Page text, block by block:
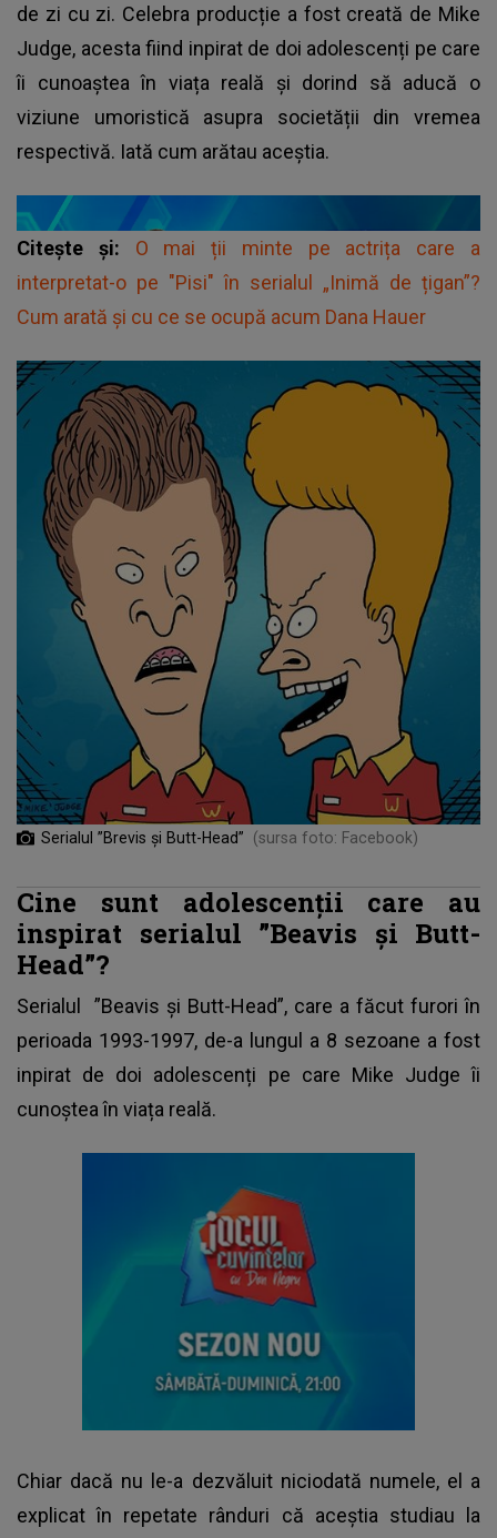
de zi cu zi. Celebra producție a fost creată de Mike
Judge, acesta fiind inpirat de doi adolescenți pe care
îi cunoaștea în viața reală și dorind să aducă o
viziune umoristică asupra societății din vremea
respectivă. Iată cum arătau aceștia.
Citește și: O mai ții minte pe actrița care a
interpretat-o pe "Pisi" în serialul „Inimă de țigan”?
Cum arată și cu ce se ocupă acum Dana Hauer
Serialul ”Brevis și Butt-Head” (sursa foto: Facebook)
Cine sunt adolescenții care au
inspirat serialul ”Beavis și Butt-
Head”?
Serialul
”Beavis și Butt-Head”, care a făcut furori în
perioada 1993-1997, de-a lungul a 8 sezoane a fost
inpirat de doi adolescenți pe care Mike Judge îi
cunoștea în viața reală.
Chiar dacă nu le-a dezvăluit niciodată numele, el a
explicat în repetate rânduri că aceștia studiau la